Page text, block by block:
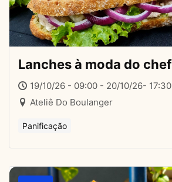
Lanches à moda do chef
19/10/26 - 09:00 - 20/10/26- 17:30
Ateliê Do Boulanger
Panificação